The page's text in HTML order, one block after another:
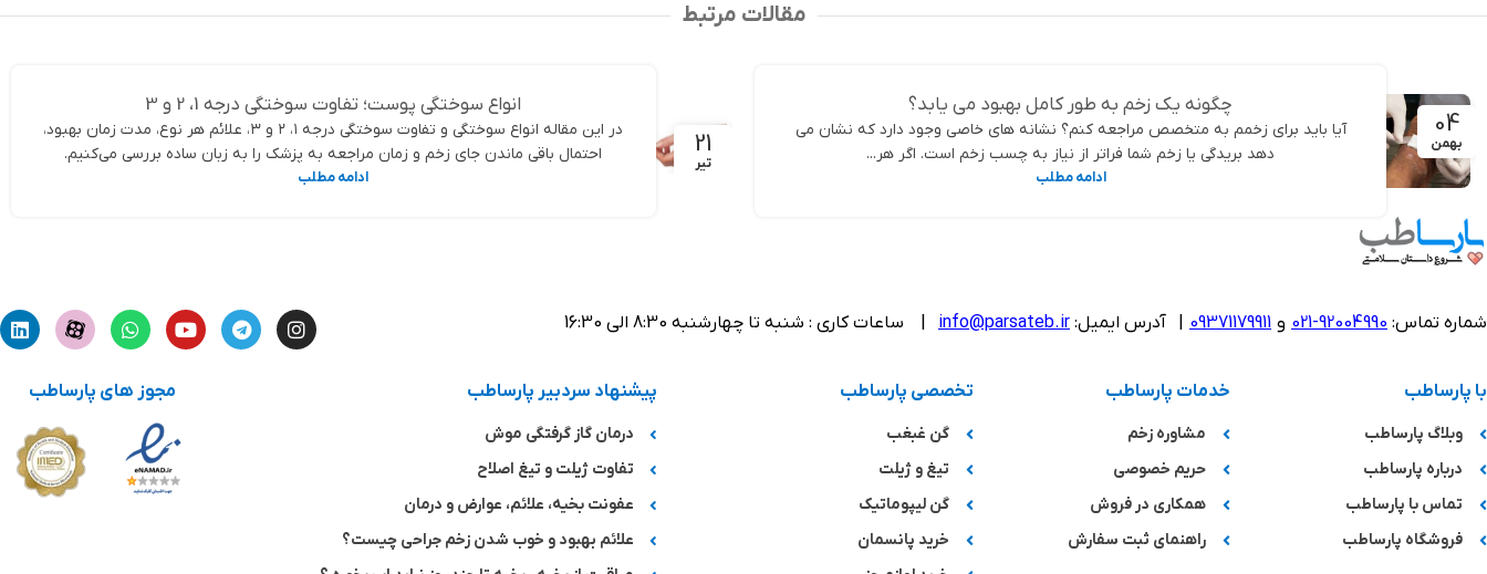
مقالات مرتبط
04
بهمن
چگونه یک زخم به طور کامل بهبود می یابد؟
آیا باید برای زخمم به متخصص مراجعه کنم؟ نشانه های خاصی وجود دارد که نشان می
دهد بریدگی یا زخم شما فراتر از نیاز به چسب زخم است. اگر هر...
ادامه مطلب
21
تیر
انواع سوختگی پوست؛ تفاوت سوختگی درجه 1، 2 و 3
در این مقاله انواع سوختگی و تفاوت سوختگی درجه ۱، ۲ و ۳، علائم هر نوع، مدت زمان بهبود،
احتمال باقی ماندن جای زخم و زمان مراجعه به پزشک را به زبان ساده بررسی می‌کنیم.
ادامه مطلب
شماره تماس: 92004990-021 و 09371179911 آدرس ایمیل: info@parsateb.ir | ساعات کاری : شنبه تا چهارشنبه 8:30 الی 16:30
با پارساطب
وبلاگ پارساطب
درباره پارساطب
تماس با پارساطب
فروشگاه پارساطب
خدمات پارساطب
مشاوره زخم
حریم خصوصی
همکاری در فروش
راهنمای ثبت سفارش
تخصصی پارساطب
گن غبغب
تیغ و ژیلت
گن لیپوماتیک
خرید پانسمان
پیشنهاد سردبیر پارساطب
درمان گاز گرفتگی موش
تفاوت ژیلت و تیغ اصلاح
عفونت بخیه، علائم، عوارض و درمان
علائم بهبود و خوب شدن زخم جراحی چیست؟
مجوز های پارساطب